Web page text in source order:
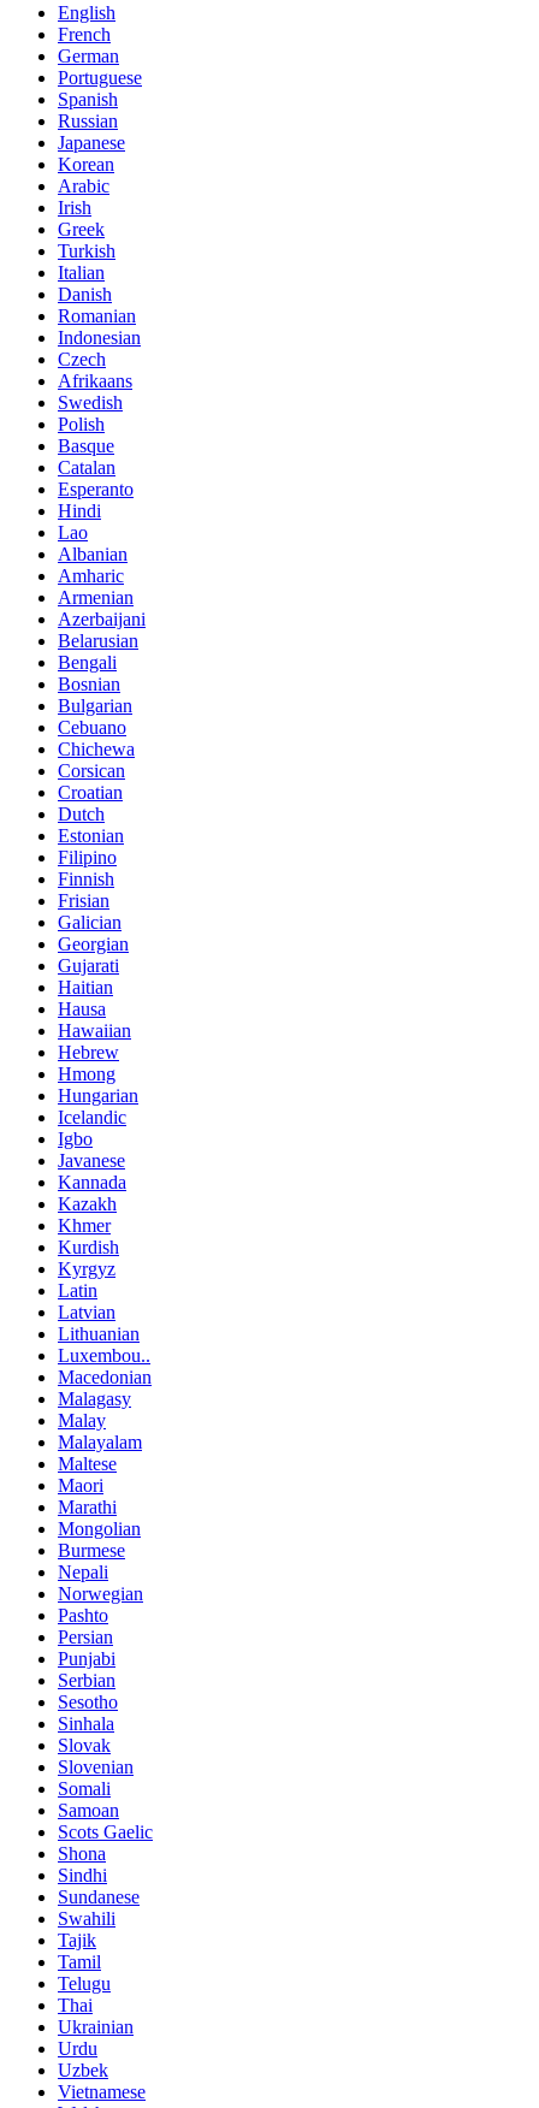
English
French
German
Portuguese
Spanish
Russian
Japanese
Korean
Arabic
Irish
Greek
Turkish
Italian
Danish
Romanian
Indonesian
Czech
Afrikaans
Swedish
Polish
Basque
Catalan
Esperanto
Hindi
Lao
Albanian
Amharic
Armenian
Azerbaijani
Belarusian
Bengali
Bosnian
Bulgarian
Cebuano
Chichewa
Corsican
Croatian
Dutch
Estonian
Filipino
Finnish
Frisian
Galician
Georgian
Gujarati
Haitian
Hausa
Hawaiian
Hebrew
Hmong
Hungarian
Icelandic
Igbo
Javanese
Kannada
Kazakh
Khmer
Kurdish
Kyrgyz
Latin
Latvian
Lithuanian
Luxembou..
Macedonian
Malagasy
Malay
Malayalam
Maltese
Maori
Marathi
Mongolian
Burmese
Nepali
Norwegian
Pashto
Persian
Punjabi
Serbian
Sesotho
Sinhala
Slovak
Slovenian
Somali
Samoan
Scots Gaelic
Shona
Sindhi
Sundanese
Swahili
Tajik
Tamil
Telugu
Thai
Ukrainian
Urdu
Uzbek
Vietnamese